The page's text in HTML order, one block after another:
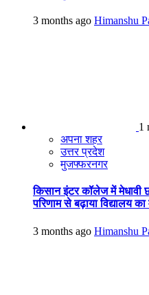
3 months ago Himanshu
1
अपना शहर
उत्तर प्रदेश
मुजफ्फरनगर
किसान इंटर कॉलेज में मेधावी
परिणाम से बढ़ाया विद्यालय का
3 months ago Himanshu